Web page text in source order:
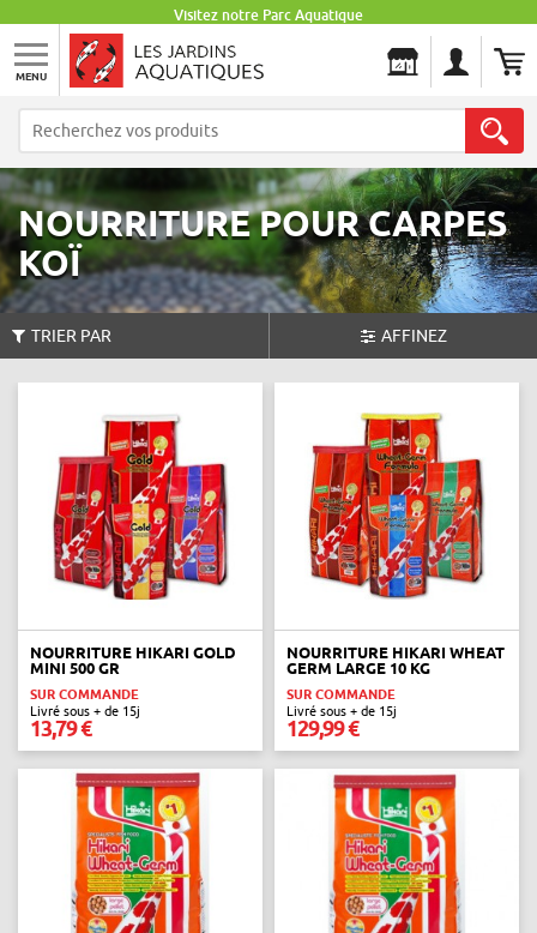
Visitez notre Parc Aquatique
MENU
NOURRITURE POUR CARPES
KOÏ
TRIER PAR AFFINEZ
NOURRITURE HIKARI GOLD
MINI 500 GR
SUR COMMANDE
Livré sous + de 15j
13,79 €
NOURRITURE HIKARI WHEAT
GERM LARGE 10 KG
SUR COMMANDE
Livré sous + de 15j
129,99 €